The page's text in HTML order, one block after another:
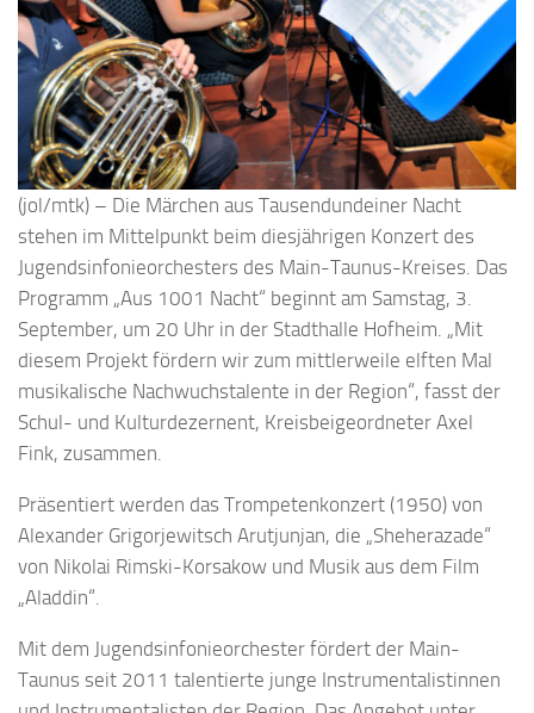
(jol/mtk) – Die Märchen aus Tausendundeiner Nacht
stehen im Mittelpunkt beim diesjährigen Konzert des
Jugendsinfonieorchesters des Main-Taunus-Kreises. Das
Programm „Aus 1001 Nacht“ beginnt am Samstag, 3.
September, um 20 Uhr in der Stadthalle Hofheim. „Mit
diesem Projekt fördern wir zum mittlerweile elften Mal
musikalische Nachwuchstalente in der Region“, fasst der
Schul- und Kulturdezernent, Kreisbeigeordneter Axel
Fink, zusammen.
Präsentiert werden das Trompetenkonzert (1950) von
Alexander Grigorjewitsch Arutjunjan, die „Sheherazade“
von Nikolai Rimski-Korsakow und Musik aus dem Film
„Aladdin“.
Mit dem Jugendsinfonieorchester fördert der Main-
Taunus seit 2011 talentierte junge Instrumentalistinnen